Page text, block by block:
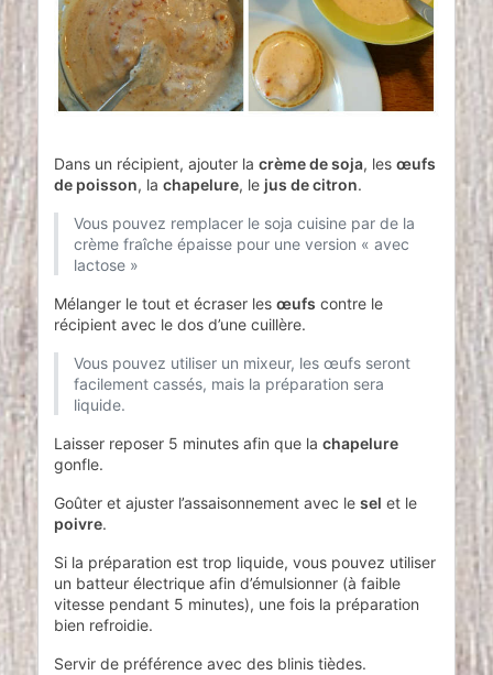
Dans un récipient, ajouter la crème de soja, les œufs
de poisson, la chapelure, le jus de citron.
Vous pouvez remplacer le soja cuisine par de la
crème fraîche épaisse pour une version « avec
lactose »
Mélanger le tout et écraser les œufs contre le
récipient avec le dos d’une cuillère.
Vous pouvez utiliser un mixeur, les œufs seront
facilement cassés, mais la préparation sera
liquide.
Laisser reposer 5 minutes afin que la chapelure
gonfle.
Goûter et ajuster l’assaisonnement avec le sel et le
poivre.
Si la préparation est trop liquide, vous pouvez utiliser
un batteur électrique afin d’émulsionner (à faible
vitesse pendant 5 minutes), une fois la préparation
bien refroidie.
Servir de préférence avec des blinis tièdes.